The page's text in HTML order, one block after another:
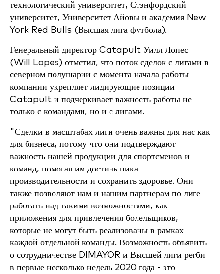
технологический университет, Стэнфордский
университет, Университет Айовы и академия New
York Red Bulls (Высшая лига футбола).
Генеральный директор Catapult Уилл Лопес
(Will Lopes) отметил, что поток сделок с лигами в
северном полушарии с момента начала работы
компании укрепляет лидирующие позиции
Catapult и подчеркивает важность работы не
только с командами, но и с лигами.
"Сделки в масштабах лиги очень важны для нас как
для бизнеса, потому что они подтверждают
важность нашей продукции для спортсменов и
команд, помогая им достичь пика
производительности и сохранить здоровье. Они
также позволяют нам и нашим партнерам по лиге
работать над такими возможностями, как
приложения для привлечения болельщиков,
которые не могут быть реализованы в рамках
каждой отдельной команды. Возможность объявить
о сотрудничестве DIMAYOR и Высшей лиги регби
в первые несколько недель 2020 года - это